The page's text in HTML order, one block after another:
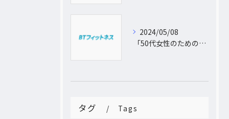
2024/05/08
「50代女性のためのパーソナルトレーニング！運動不足から脱出し、理想の体型を手に入れよう」
タグ Tags